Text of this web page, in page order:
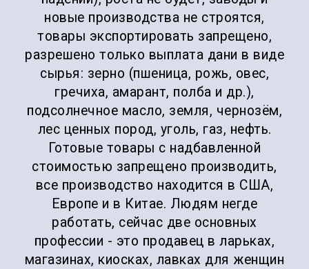
новые производства не строятся,
товары экспортировать запрещено,
разрешено только выплата дани в виде
сырья: зерно (пшеница, рожь, овес,
гречиха, амарант, полба и др.),
подсолнечное масло, земля, чернозём,
лес ценных пород, уголь, газ, нефть.
Готовые товары с надбавленной
стоимостью запрещено производить,
все производство находится в США,
Европе и в Китае. Людям негде
работать, сейчас две основных
профессии - это продавец в ларьках,
магазинах, киосках, лавках для женщин